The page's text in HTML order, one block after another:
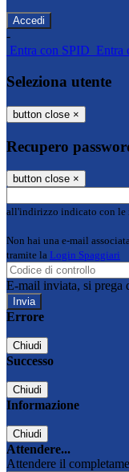
-
Entra con SPID Entra
Seleziona utente
button close ×
Recupero
button close ×
all'indirizzo indicato con le
Non hai una e-mail
tramite la Login Spaggiari
E-mail inviata, si prega
Errore
Chiudi
Successo
Chiudi
Informazione
Chiudi
Attendere...
Attendere il